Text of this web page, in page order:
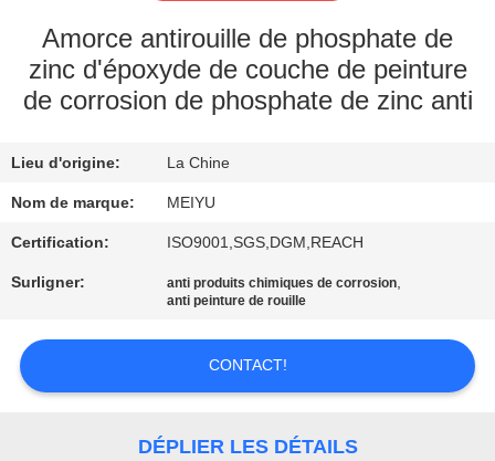
PROPOS
DE
NOUS
VISITE
DE
L'USINE
CONTRÔLE
DE
LA
Amorce antirouille de phosphate de
zinc d'époxyde de couche de peinture
de corrosion de phosphate de zinc anti
Lieu d'origine: La Chine
Nom de marque: MEIYU
Certification: ISO9001,SGS,DGM,REACH
Surligner: anti produits chimiques de corrosion,
anti peinture de rouille
CONTACT!
DÉPLIER LES DÉTAILS